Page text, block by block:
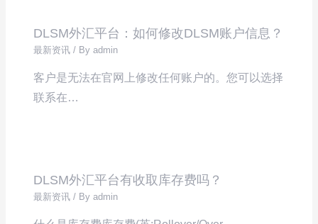
DLSM外汇平台：如何修改DLSM账户信息？
最新资讯 / Byadmin
客户是无法在官网上修改任何账户的。您可以选择
联系在…
DLSM外汇平台有收取库存费吗？
最新资讯 / Byadmin